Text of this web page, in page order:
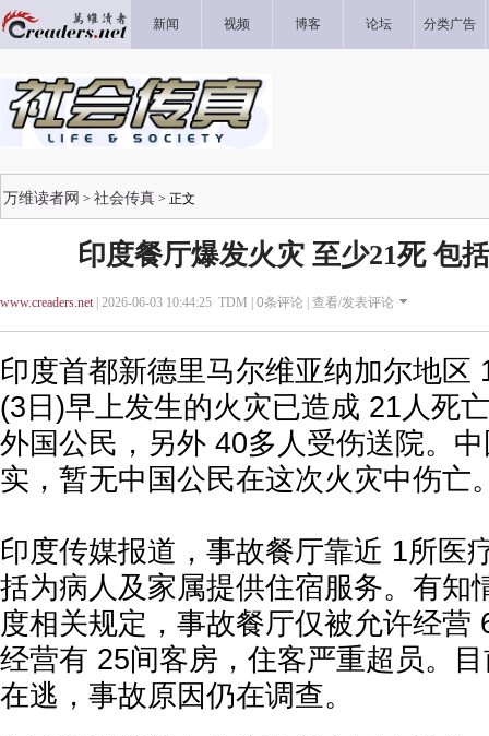
新闻 视频 博客 论坛 分类广告
万维读者网 > 社会传真 > 正文
印度餐厅爆发火灾 至少21死 包
www.creaders.net| 2026-06-03 10:44:25 TDM | 0条评论 | 查看/发表评论
印度首都新德里马尔维亚纳加尔地区
(3日)早上发生的火灾已造成 21人死
外国公民，另外 40多人受伤送院。
实，暂无中国公民在这次火灾中伤亡
印度传媒报道，事故餐厅靠近 1所医
括为病人及家属提供住宿服务。有知
度相关规定，事故餐厅仅被允许经营
经营有 25间客房，住客严重超员。
在逃，事故原因仍在调查。